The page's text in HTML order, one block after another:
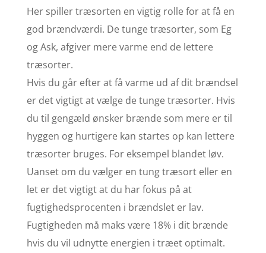
Her spiller træsorten en vigtig rolle for at få en
god brændværdi. De tunge træsorter, som Eg
og Ask, afgiver mere varme end de lettere
træsorter.
Hvis du går efter at få varme ud af dit brændsel
er det vigtigt at vælge de tunge træsorter. Hvis
du til gengæld ønsker brænde som mere er til
hyggen og hurtigere kan startes op kan lettere
træsorter bruges. For eksempel blandet løv.
Uanset om du vælger en tung træsort eller en
let er det vigtigt at du har fokus på at
fugtighedsprocenten i brændslet er lav.
Fugtigheden må maks være 18% i dit brænde
hvis du vil udnytte energien i træet optimalt.